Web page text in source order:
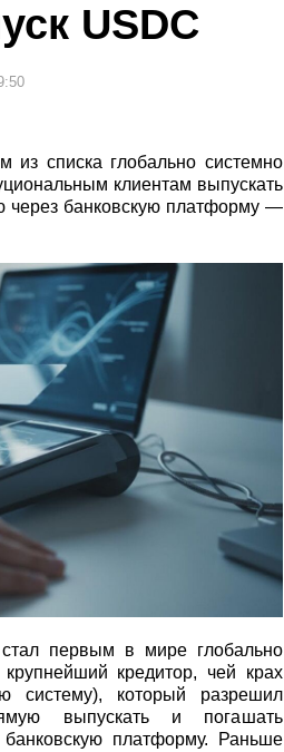
USDC
из списка глобально системно
клиентам выпускать
через банковскую платформу —
стал первым в мире глобально
кредитор, чей крах
систему), который разрешил
выпускать и погашать
платформу. Раньше